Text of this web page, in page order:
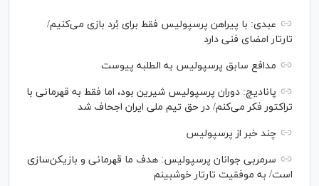
عبدی: با پیراهن پرسپولیس فقط برای بُرد بازی می‌کنیم/
تارتار امضای فنی دارد
مدافع سابق پرسپولیس به الطلبه پیوست
پانادیچ: دوران پرسپولیس شیرین بود، اما فقط به قهرمانی با
تراکتور فکر می‌کنم/ در حق تیم ملی ایران اجحاف شد
چند خبر از پرسپولیس
سرمربی جوانان پرسپولیس: هدف ما قهرمانی و بازیکن‌سازی
است/ به موفقیت تارتار خوشبینم